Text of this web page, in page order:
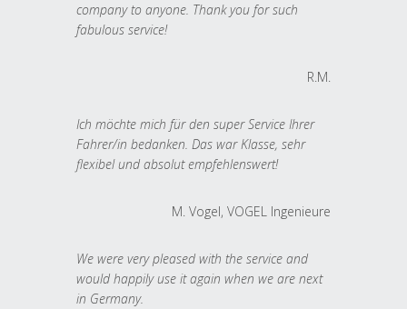
company to anyone. Thank you for such
fabulous service!
R.M.
Ich möchte mich für den super Service Ihrer
Fahrer/in bedanken. Das war Klasse, sehr
flexibel und absolut empfehlenswert!
M. Vogel, VOGEL Ingenieure
We were very pleased with the service and
would happily use it again when we are next
in Germany.